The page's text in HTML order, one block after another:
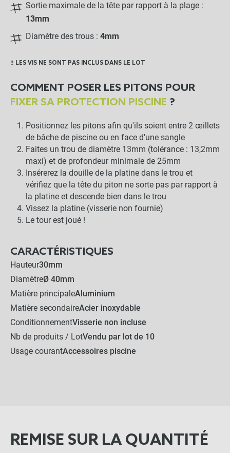
Sortie maximale de la tête par rapport à la plage :
13mm
Diamètre des trous : 4mm
‼️ LES VIS NE SONT PAS INCLUS DANS LE LOT
COMMENT POSER LES PITONS POUR
FIXER SA PROTECTION PISCINE ?
Positionnez les pitons afin qu'ils soient entre 2 œillets
de bâche de piscine ou en face d'une sangle
Faites un trou de diamètre 13mm (tolérance : 13,2mm
maxi) et de profondeur minimale de 25mm
Insérerez la douille de la platine dans le trou et
vérifiez que la tête du piton ne sorte pas par rapport à
la platine et descende bien dans le trou
Vissez la platine (visserie non fournie)
Le tour est joué !
CARACTÉRISTIQUES
Hauteur30mm
DiamètreØ 40mm
Matière principaleAluminium
Matière secondaireAcier inoxydable
ConditionnementVisserie non incluse
Nb de produits / LotVendu par lot de 10
Usage courantAccessoires piscine
REMISE SUR LA QUANTITÉ